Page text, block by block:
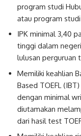
program studi
atau program
IPK minimal 3,40
tinggi dalam
lulusan perguruan
Memiliki keahlian
Based TOEFL
dengan minimal
diutamakan
dari hasil test